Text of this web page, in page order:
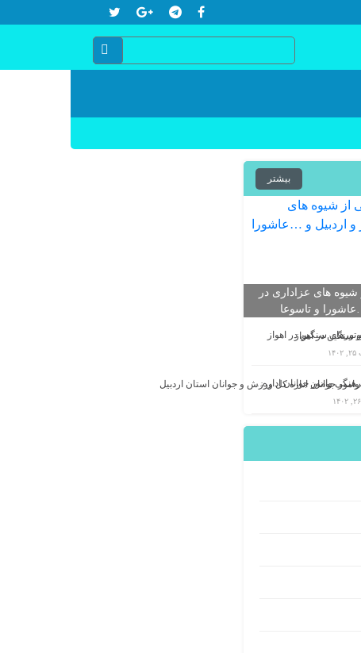
بیشتر
های عزاداری در
و تاسوعا
سنگین در اهواز
معاونت فرهنگی وامور جوانان اداره کل ورزش و جوانان استان اردبیل